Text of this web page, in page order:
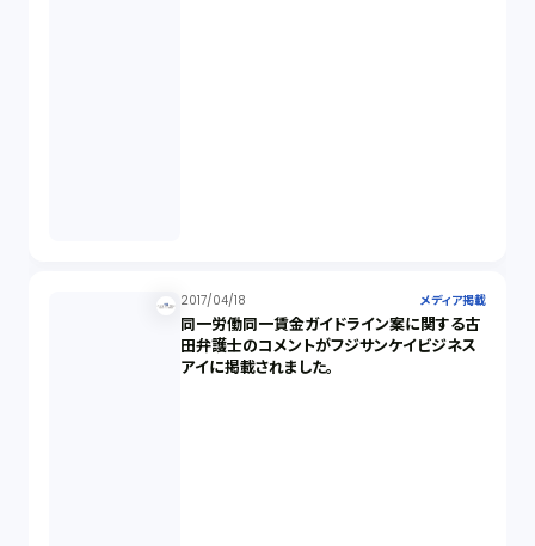
2017/04/18 メディア掲載
同一労働同一賃金ガイドライン案に関する古
田弁護士のコメントがフジサンケイビジネス
アイに掲載されました。